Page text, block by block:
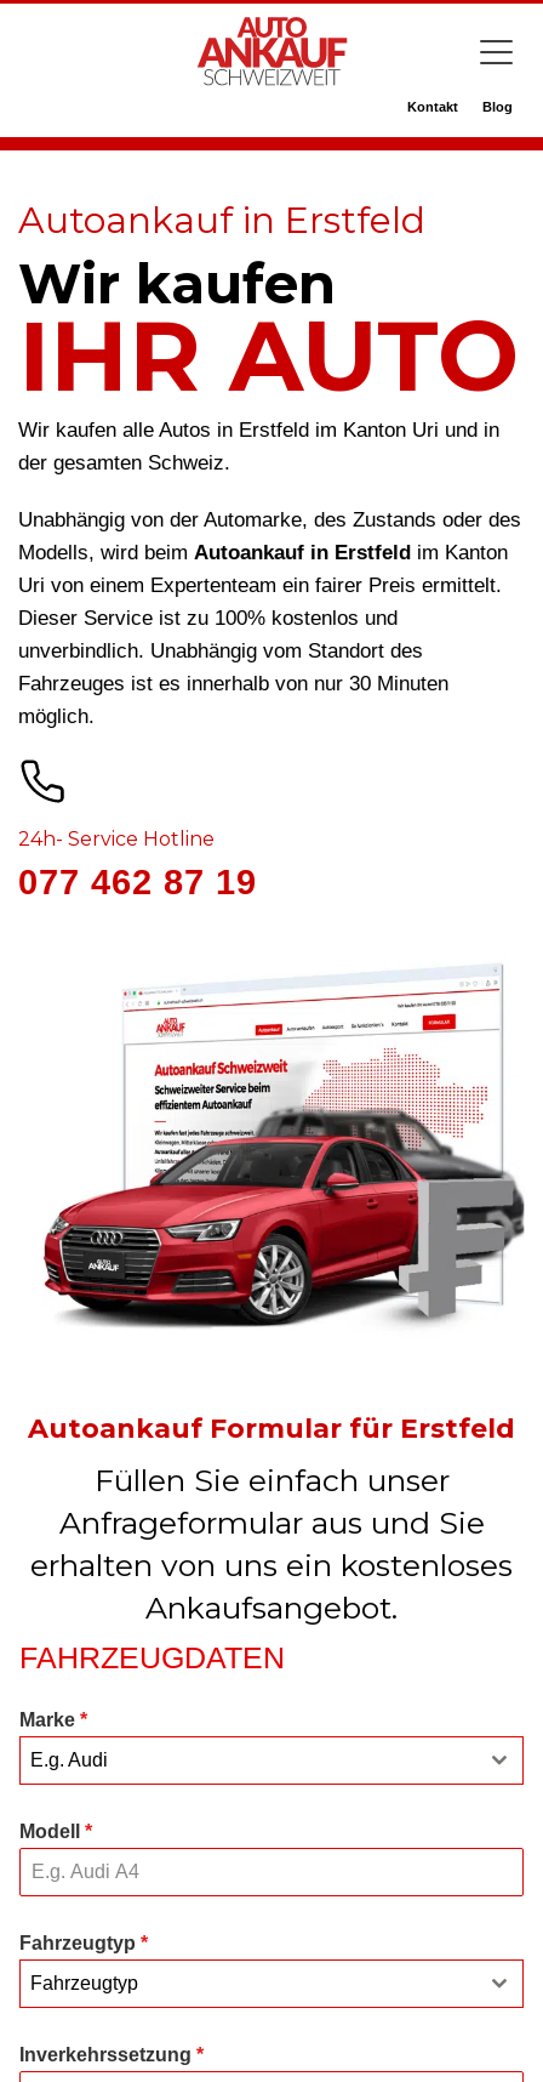
Kontakt Blog
Autoankauf in Erstfeld
Wir kaufen
IHR AUTO
Wir kaufen alle Autos in Erstfeld im Kanton Uri und in
der gesamten Schweiz.
Unabhängig von der Automarke, des Zustands oder des
Modells, wird beim Autoankauf in Erstfeld im Kanton
Uri von einem Expertenteam ein fairer Preis ermittelt.
Dieser Service ist zu 100% kostenlos und
unverbindlich. Unabhängig vom Standort des
Fahrzeuges ist es innerhalb von nur 30 Minuten
möglich.
24h- Service Hotline
077 462 87 19
Autoankauf Formular für Erstfeld
Füllen Sie einfach unser
Anfrageformular aus und Sie
erhalten von uns ein kostenloses
Ankaufsangebot.
FAHRZEUGDATEN
Marke *
E.g. Audi
Modell *
Fahrzeugtyp *
Fahrzeugtyp
Inverkehrssetzung *